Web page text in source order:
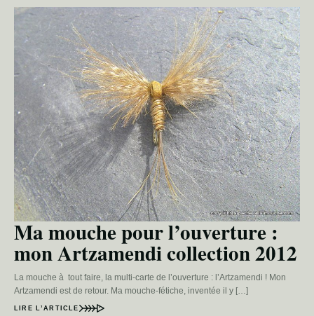
Ma mouche pour l’ouverture :
mon Artzamendi collection 2012
La mouche à tout faire, la multi-carte de l’ouverture : l’Artzamendi ! Mon
Artzamendi est de retour. Ma mouche-fétiche, inventée il y […]
LIRE L’ARTICLE